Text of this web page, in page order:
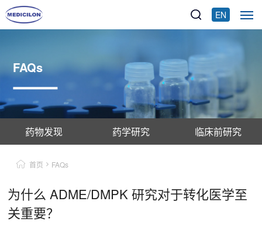
EN
FAQs
药物发现 药学研究 临床前研究
首页 FAQs
为什么 ADME/DMPK 研究对于转化医学至
关重要？